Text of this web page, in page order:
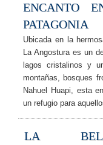
ENCANTO
PATAGONIA
Ubicada en la
La Angostura es un
lagos cristalinos y
montañas, bosques
Nahuel Huapi, esta
un refugio para
LA